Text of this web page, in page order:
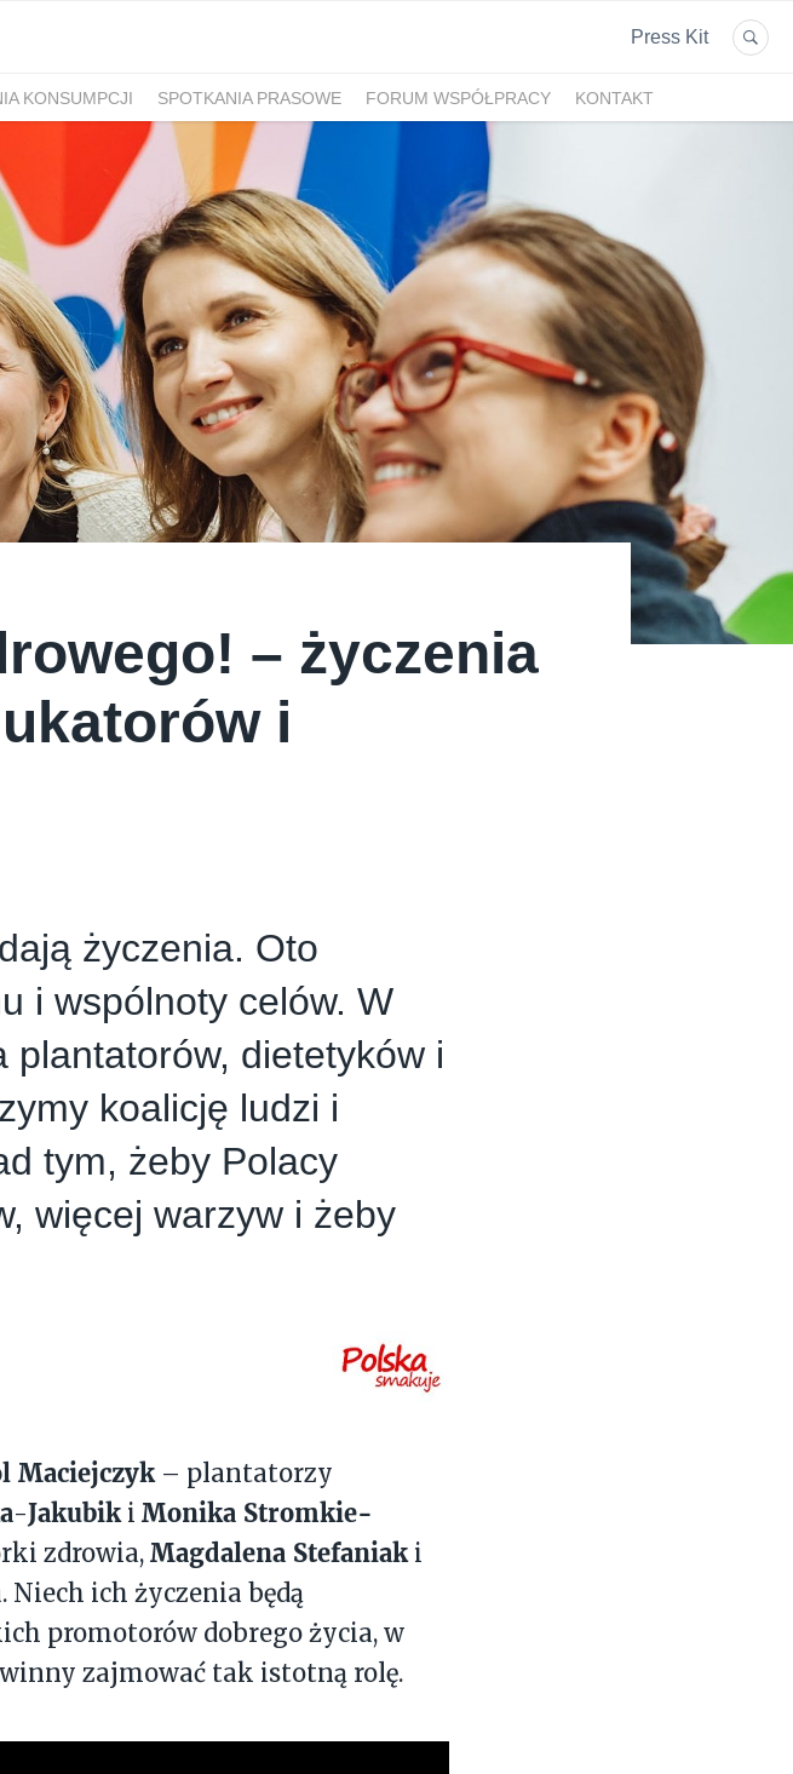
Press Kit
KONSUMPCJI SPOTKANIA PRASOWE FORUM WSPÓŁPRACY KONTAKT
– życzenia
i
życzenia. Oto
i wspólnoty celów. W
plantatorów, dietetyków i
koalicję ludzi i
tym, żeby Polacy
więcej warzyw i żeby
Maciejczyk – plantatorzy
-Jakubik i Monika Stromkie-
zdrowia, Magdalena Stefaniak i
Niech ich życzenia będą
promotorów dobrego życia, w
zajmować tak istotną rolę.